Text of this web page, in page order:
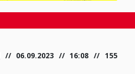
06.09.2023 16:08 155